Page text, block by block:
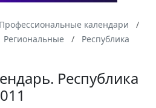
Профессиональные календари
Региональные
Республика
Республика